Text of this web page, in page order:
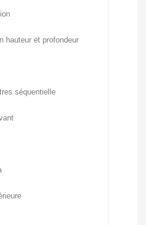
hauteur et profondeur
séquentielle